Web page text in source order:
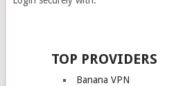
TOP PROVIDERS
Banana VPN